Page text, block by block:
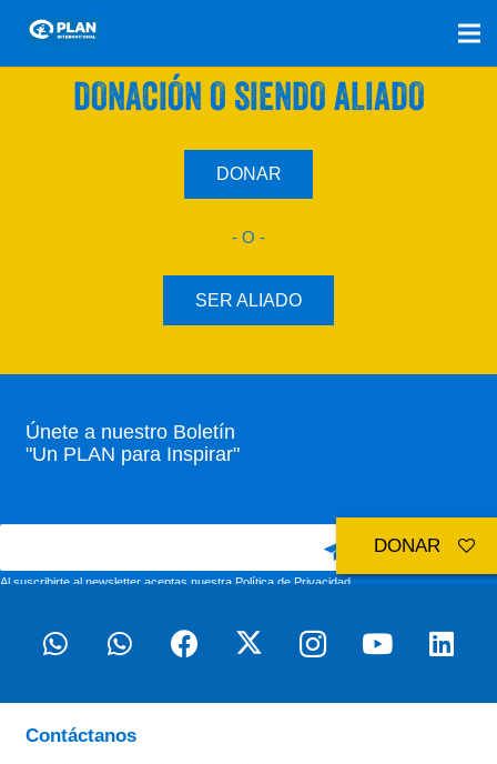
SÚMATE A NUESTRO PLAN CON UNA
DONACIÓN O SIENDO ALIADO
DONAR
- O -
SER ALIADO
Únete a nuestro Boletín
"Un PLAN para Inspirar"
Al suscribirte al newsletter aceptas nuestraPolítica de Privacidad
Contáctanos
DONAR